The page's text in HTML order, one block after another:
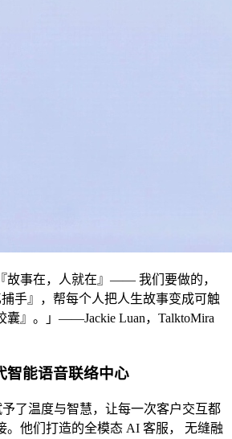
故事在，人就在』—— 我们要做的，
手』，帮每个人把人生故事变成可触
囊』。」——Jackie Luan，TalktoMira
智能语音联络中心
了温度与智慧，让每一次客户交互都
。他们打造的全模态 AI 客服， 无缝融